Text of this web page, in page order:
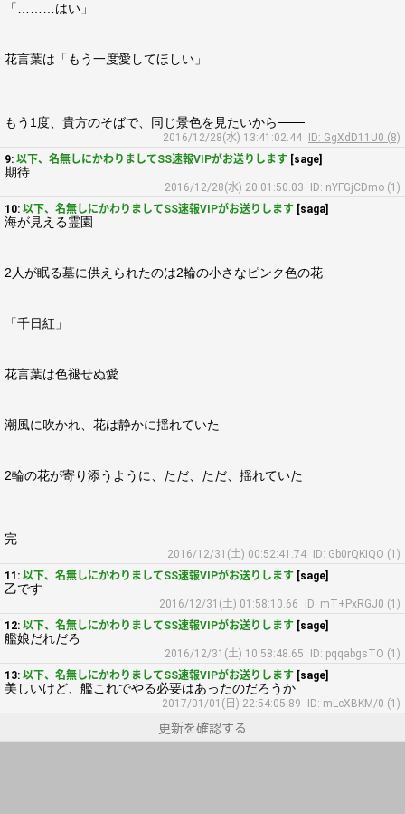
「………はい」
花言葉は「もう一度愛してほしい」
もう1度、貴方のそばで、同じ景色を見たいから───
2016/12/28(水) 13:41:02.44
ID: GgXdD11U0 (8)
9: 以下、名無しにかわりましてSS速報VIPがお送りします [sage]
期待
2016/12/28(水) 20:01:50.03
ID: nYFGjCDmo (1)
10: 以下、名無しにかわりましてSS速報VIPがお送りします [saga]
海が見える霊園
2人が眠る墓に供えられたのは2輪の小さなピンク色の花
「千日紅」
花言葉は色褪せぬ愛
潮風に吹かれ、花は静かに揺れていた
2輪の花が寄り添うように、ただ、ただ、揺れていた
完
2016/12/31(土) 00:52:41.74
ID: Gb0rQKIQO (1)
11: 以下、名無しにかわりましてSS速報VIPがお送りします [sage]
乙です
2016/12/31(土) 01:58:10.66
ID: mT+PxRGJ0 (1)
12: 以下、名無しにかわりましてSS速報VIPがお送りします [sage]
艦娘だれだろ
2016/12/31(土) 10:58:48.65
ID: pqqabgsTO (1)
13: 以下、名無しにかわりましてSS速報VIPがお送りします [sage]
美しいけど、艦これでやる必要はあったのだろうか
2017/01/01(日) 22:54:05.89 ID: mLcXBKM/0 (1)
更新を確認する